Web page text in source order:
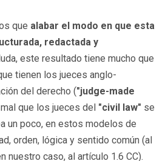
que alabar el modo en que esta
redactada y
este resultado tiene mucho que
tienen los jueces anglo-
del derecho ("judge-made
que los jueces del "civil law" se
un poco, en estos modelos de
orden, lógica y sentido común (al
nuestro caso, al artículo 1.6 CC).